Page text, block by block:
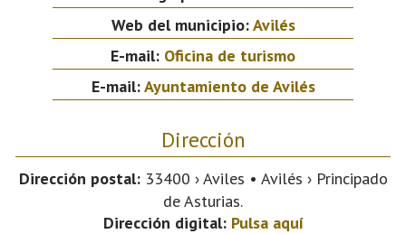
Web del municipio:Avilés
E-mail: Oficina de turismo
E-mail:Ayuntamiento de Avilés
Dirección
Dirección postal:33400 › Aviles • Avilés › Principado
de Asturias.
Dirección digital: Pulsa aquí